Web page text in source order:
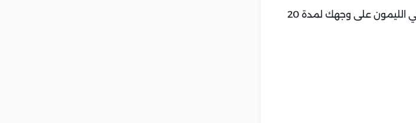
كل ما عليكِ هو أن تبللي قطنة نظيفة في عصير الليمون، ومسح وجهك بها، واتركي الليمون على وجهك لمدة 20